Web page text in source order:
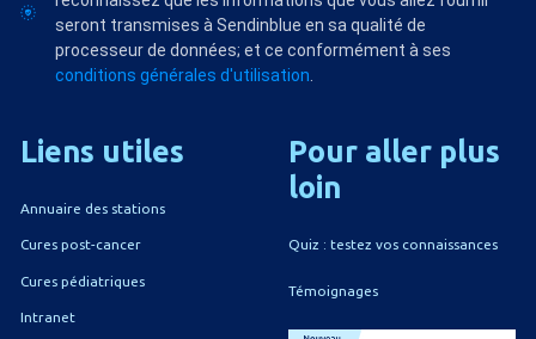
seront transmises à Sendinblue en sa qualité de
processeur de données; et ce conformément à ses
conditions générales d'utilisation
Liens utiles
Annuaire des stations
Cures post-cancer
Cures pédiatriques
Intranet
Pour aller plus
loin
Quiz : testez vos connaissances
Témoignages